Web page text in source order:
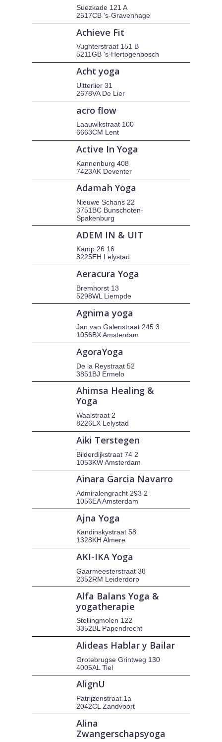
Suezkade 121 A
2517CB 's-Gravenhage
Achieve Fit
Vughterstraat 151 B
5211GB 's-Hertogenbosch
Acht yoga
Uitterlier 31
2678VA De Lier
acro flow
Laauwikstraat 100
6663CM Lent
Active In Yoga
Kannenburg 408
7423AK Deventer
Adamah Yoga
Nieuwe Schans 22
3751BC Bunschoten-
Spakenburg
ADEM IN & UIT
Kamp 26 16
8225EH Lelystad
Aeracura Yoga
Bremhorst 13
5298WL Liempde
Agnima yoga
Jan van Galenstraat 245 3
1056BX Amsterdam
AgoraYoga
De la Reystraat 52
3851BJ Ermelo
Ahimsa Healing &
Yoga
Waalstraat 2
8226LX Lelystad
Aiki Terstegen
Bilderdijkstraat 74 2
1053KW Amsterdam
Ainara Garcia Navarro
Admiralengracht 293 2
1056EA Amsterdam
Ajna Yoga
Kandinskystraat 58
1328KH Almere
AKI-IKA Yoga
Gaarmeesterstraat 38
2352RM Leiderdorp
Alfa Balans Yoga &
yogatherapie
Stellingmolen 122
3352BL Papendrecht
Alideas Hablar y Bailar
Grotebrugse Grintweg 130
4005AL Tiel
AlignU
Patrijzenstraat 1a
2042CL Zandvoort
Alina
Zwangerschapsyoga